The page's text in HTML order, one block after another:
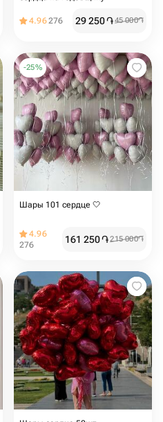
4.96276 29 250֏45 000֏
-25%
Шары 101 сердце 🤍
4.96
276
161 250֏215 000֏